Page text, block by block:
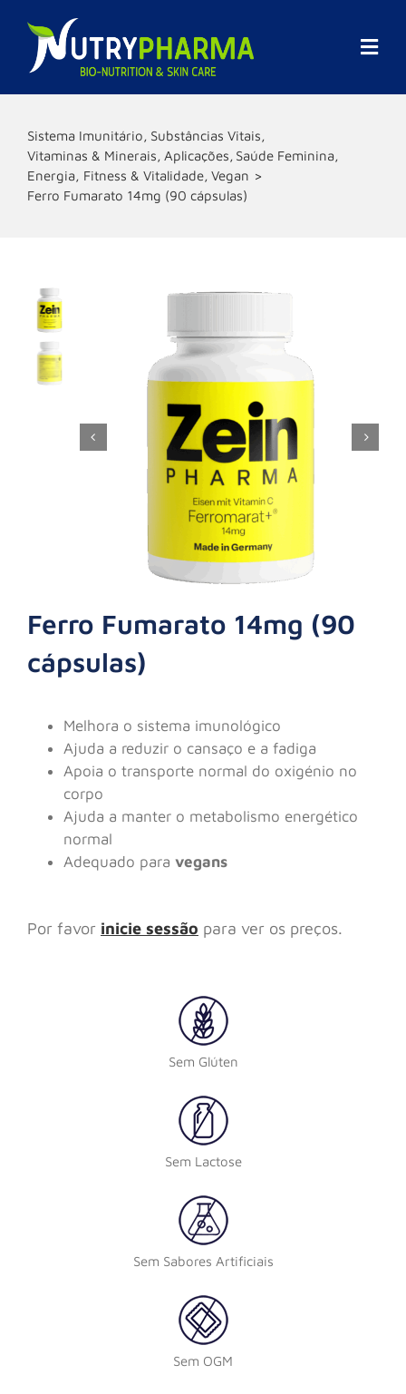
content
Promoções
Cosmética
Sistema Imunitário Substâncias Vitais
Vitaminas & Minerais Aplicações Saúde Feminina
Energia, Fitness & Vitalidade Vegan
Ferro Fumarato 14mg (90 cápsulas)
Ferro Fumarato 14mg (90
cápsulas)
Melhora o sistema imunológico
Ajuda a reduzir o cansaço e a fadiga
Apoia o transporte normal do oxigénio no
corpo
Ajuda a manter o metabolismo energético
normal
Adequado para vegans
Por favor inicie sessão para ver os preços.
Sem Glúten
Sem Lactose
Sem Sabores Artificiais
Sem OGM